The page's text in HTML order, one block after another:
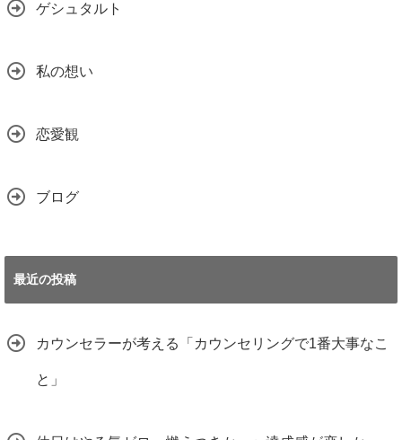
ゲシュタルト
私の想い
恋愛観
ブログ
最近の投稿
カウンセラーが考える「カウンセリングで1番大事なこ
と」